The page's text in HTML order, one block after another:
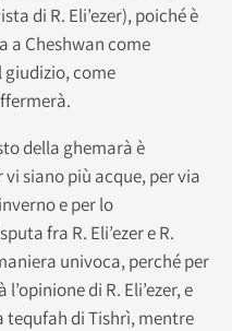
di R. Eli’ezer), poiché è
a Cheshwan come
giudizio, come
della ghemarà è
siano più acque, per via
e per lo
fra R. Eli’ezer e R.
univoca, perché per
di R. Eli’ezer, e
di Tishrì, mentre